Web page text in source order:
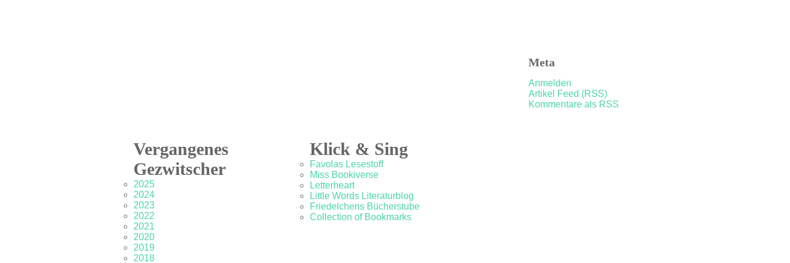
Meta
Anmelden
Artikel Feed (RSS)
Kommentare als RSS
Vergangenes
Gezwitscher
2025
2024
2023
2022
2021
2020
2019
2018
Klick & Sing
Favolas Lesestoff
Miss Bookiverse
Letterheart
Little Words Literaturblog
Friedelchens Bücherstube
Collection of Bookmarks